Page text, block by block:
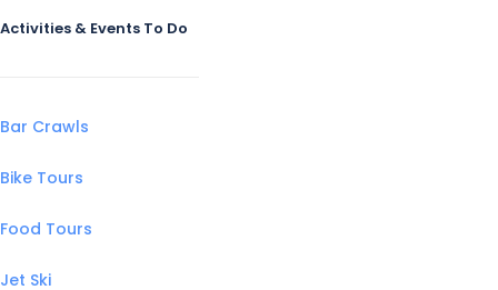
Activities & Events To Do
Bar Crawls
Bike Tours
Food Tours
Jet Ski